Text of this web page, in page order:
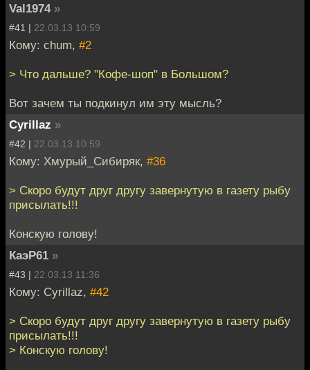
Val1974 »
#41 | 22.03.13 10:59
Кому: chum, #2
> Что дальше? "Кофе-шоп" в Большом?
Вот зачем ты подкинул им эту мысль?
Cyrillaz »
#42 | 22.03.13 10:59
Кому: Хмурый_Сибиряк, #36
> Скоро будут друг другу завернутую в газету рыбу
присылать!!!
Конскую голову!
КаэР61 »
#43 | 22.03.13 11:36
Кому: Cyrillaz, #42
> Скоро будут друг другу завернутую в газету рыбу
присылать!!!
> Конскую голову!